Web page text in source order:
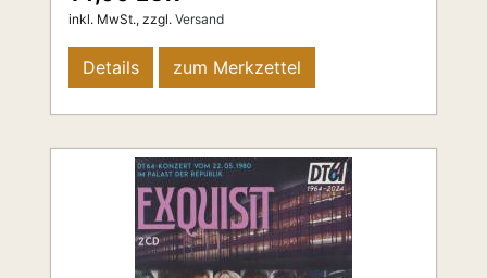
inkl. MwSt., zzgl. Versand
Details zum Merkzettel